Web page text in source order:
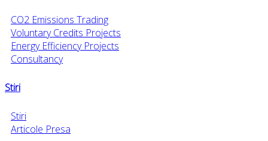
CO2 Emissions Trading
Voluntary Credits Projects
Energy Efficiency Projects
Consultancy
Stiri
Stiri
Articole Presa